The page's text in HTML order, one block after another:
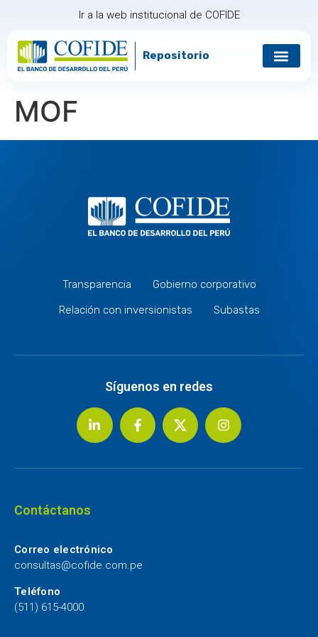
Ir a la web institucional de COFIDE
Repositorio
MOF
Transparencia
Gobierno corporativo
Relación con inversionistas
Subastas
Síguenos en redes
Contáctanos
Correo electrónico
consultas@cofide.com.pe
Teléfono
(511) 615-4000